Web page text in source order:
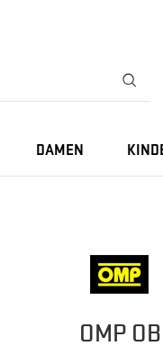
DAMEN
OMP